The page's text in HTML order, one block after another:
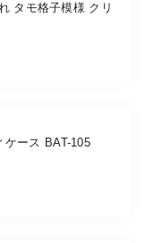
タモ格子模様 クリ
ケース BAT-105